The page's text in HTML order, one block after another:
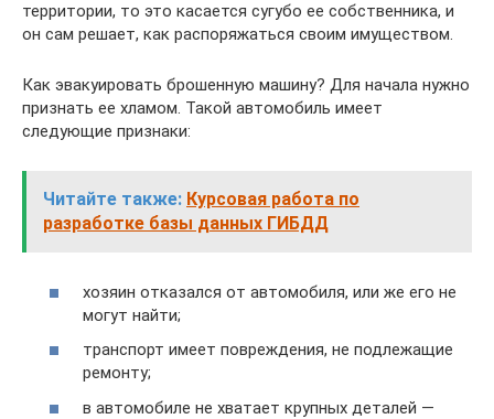
территории, то это касается сугубо ее собственника, и
он сам решает, как распоряжаться своим имуществом.
Как эвакуировать брошенную машину? Для начала нужно
признать ее хламом. Такой автомобиль имеет
следующие признаки:
Читайте также: Курсовая работа по
разработке базы данных ГИБДД
хозяин отказался от автомобиля, или же его не
могут найти;
транспорт имеет повреждения, не подлежащие
ремонту;
в автомобиле не хватает крупных деталей —